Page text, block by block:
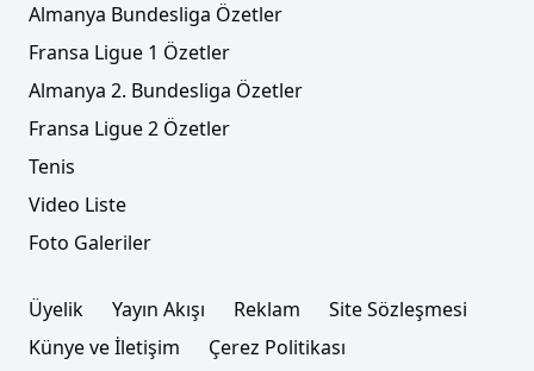
Almanya Bundesliga Özetler
Fransa Ligue 1 Özetler
Almanya 2. Bundesliga Özetler
Fransa Ligue 2 Özetler
Tenis
Video Liste
Foto Galeriler
Üyelik Yayın Akışı Reklam
Site Sözleşmesi
Künye ve İletişim
Çerez Politikası